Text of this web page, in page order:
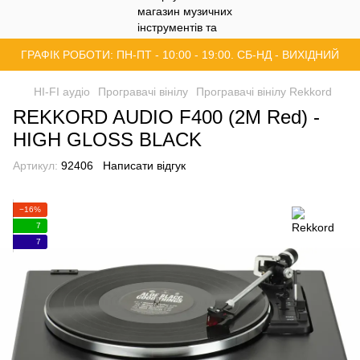
ГРАФІК РОБОТИ: ПН-ПТ - 10:00 - 19:00. СБ-НД - ВИХІДНИЙ
HI-FI аудіо Програвачі вінілу Програвачі вінілу Rekkord
REKKORD AUDIO F400 (2M Red) -
HIGH GLOSS BLACK
Артикул: 92406 Написати відгук
−16%
7
7